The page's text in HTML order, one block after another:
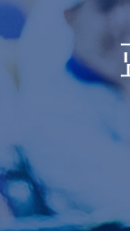
揭秘蓝带料理大
厨梦想的缔造者